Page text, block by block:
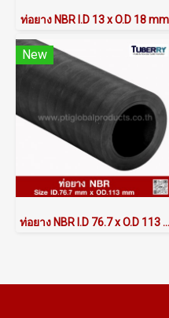
ท่อยาง NBR I.D 13 x O.D 18 mm
New
ท่อยาง NBR I.D 76.7 x O.D 113 mm